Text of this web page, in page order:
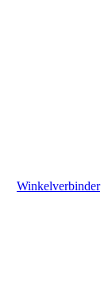
Winkelverbinder